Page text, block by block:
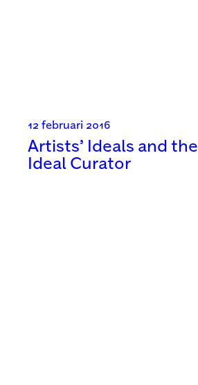
12 februari 2016
Artists’ Ideals and the
Ideal Curator